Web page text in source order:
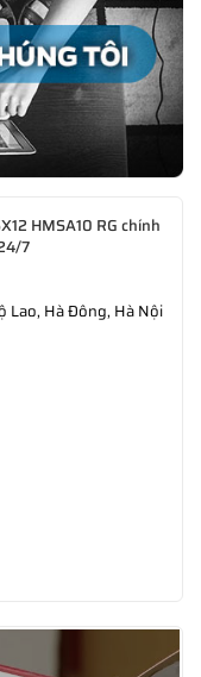
HMSA10 RG chính
7
Lao, Hà Đông, Hà Nội